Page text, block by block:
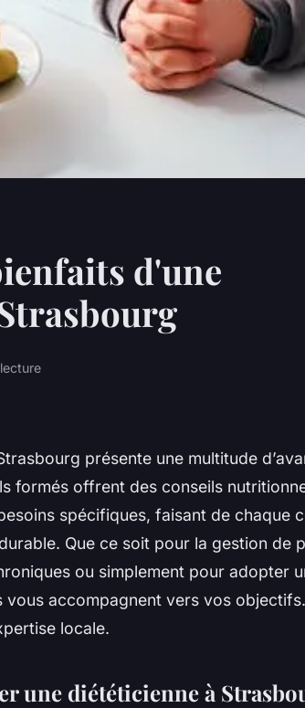
d'une
présente une multitude
formés offrent des conseils
spécifiques, faisant de chaque
Que ce soit pour la gestion de
ou simplement pour adopter
vous accompagnent vers vos
locale.
une diététicienne à